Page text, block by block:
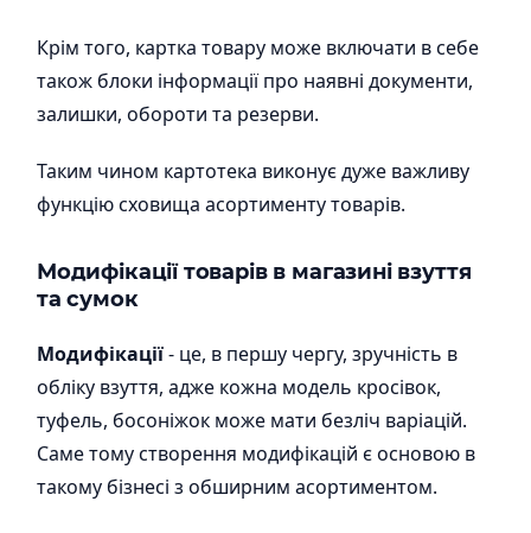
Крім того, картка товару може включати в себе
також блоки інформації про наявні документи,
залишки, обороти та резерви.
Таким чином картотека виконує дуже важливу
функцію сховища асортименту товарів.
Модифікації товарів в магазині взуття
та сумок
Модифікації- це, в першу чергу, зручність в
обліку взуття, адже кожна модель кросівок,
туфель, босоніжок може мати безліч варіацій.
Саме тому створення модифікацій є основою в
такому бізнесі з обширним асортиментом.